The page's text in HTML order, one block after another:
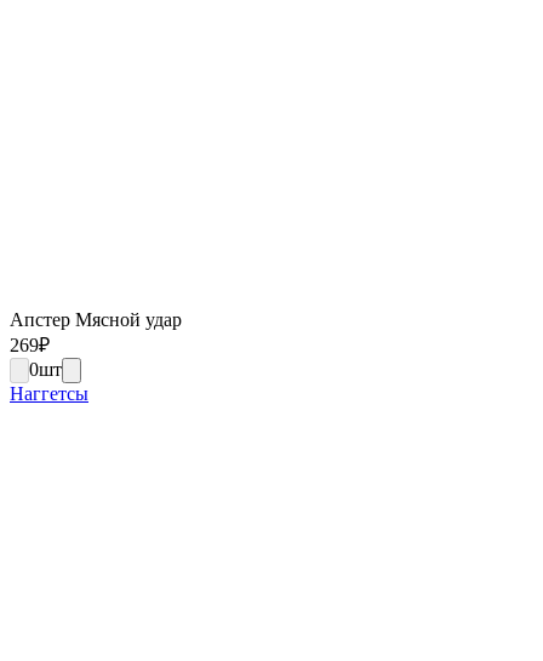
Апстер Мясной удар
269₽
0шт
Наггетсы